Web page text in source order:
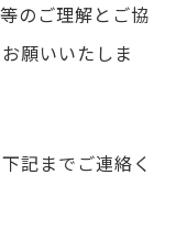
のご理解とご協
願いいたしま
記までご連絡く